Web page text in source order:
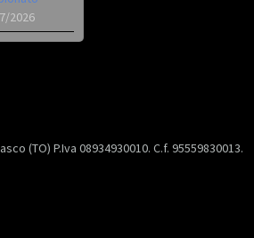
2026
(TO) P.Iva 08934930010. C.f. 95559830013.